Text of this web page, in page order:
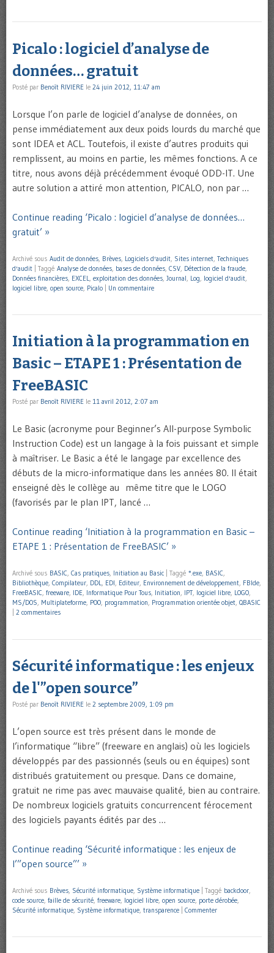
Picalo : logiciel d’analyse de
données… gratuit
Posté par Benoît RIVIERE le 24 juin 2012, 11:47 am
Lorsque l’on parle de logiciel d’analyse de données, on
pense immédiatement aux deux poids lourds du marché que
sont IDEA et ACL. Toutefois, il existe d’autres produits qui
remplissent, au moins en partie, les mêmes fonctions. A ce
titre, nous avons déjà précédemment évoqué ODD-IT. Une
autre solution a attiré mon attention, PICALO, non par …
Continue reading ‘Picalo : logiciel d’analyse de données…
gratuit’ »
Archivé sous Audit de données Brèves Logiciels d'audit Sites internet Techniques
d'audit
Taggé Analyse de données bases de données CSV Détection de la fraude
Données financières EXCEL exploitation des données Journal Log logiciel d'audit
logiciel libre open source Picalo Un commentaire
Initiation à la programmation en
Basic – ETAPE 1 : Présentation de
FreeBASIC
Posté par Benoît RIVIERE le 11 avril 2012, 2:07 am
Le Basic (acronyme pour Beginner’s All-purpose Symbolic
Instruction Code) est un langage à la fois puissant et simple
à maîtriser. Le Basic a été le langage par excellence des
débuts de la micro-informatique dans les années 80. Il était
enseigné dès le collège au même titre que le LOGO
(favorisés par le plan IPT, lancé …
Continue reading ‘Initiation à la programmation en Basic –
ETAPE 1 : Présentation de FreeBASIC’ »
Archivé sous BASIC, Cas pratiques, Initiation au Basic Taggé *.exe, BASIC,
Bibliothèque, Compilateur, DDL, EDI, Editeur, Environnement de développement, FBIde,
FreeBASIC, freeware, IDE, Informatique Pour Tous, Initiation, IPT, logiciel libre, LOGO,
MS/DOS, Multiplateforme, POO, programmation, Programmation orientée objet, QBASIC
2 commentaires
Sécurité informatique : les enjeux
de l'”open source”
Posté par Benoît RIVIERE le 2 septembre 2009, 1:09 pm
L’open source est très présent dans le monde de
l’informatique “libre” (freeware en anglais) où les logiciels
développés par des passionnés (seuls ou en équipes) sont
distribués gratuitement ou presque. Dans ce domaine,
gratuit ne rime pas avec mauvaise qualité, bien au contraire.
De nombreux logiciels gratuits concurrencent férocement
des logiciels payants édités par des …
Continue reading ‘Sécurité informatique : les enjeux de
l’”open source”’ »
Archivé sous Brèves, Sécurité informatique, Système informatique Taggé backdoor,
code source, faille de sécurité, freeware, logiciel libre, open source, porte dérobée,
Sécurité informatique, Système informatique, transparence Commenter